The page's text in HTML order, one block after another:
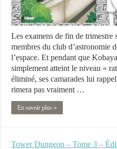
Les examens de fin de trimestre
membres du club d’astronomie
l’espace. Et pendant que
simplement atteint le niveau «
éliminé, ses camarades lui
rimera pas vraiment …
En savoir plus »
Tower Dungeon – Tome 3 –